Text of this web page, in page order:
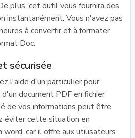
plus, cet outil vous fournira des
instantanément. Vous n'avez pas
à convertir et à formater
Doc.
sécurisée
l'aide d'un particulier pour
document PDF en fichier
de vos informations peut être
éviter cette situation en
word, car il offre aux utilisateurs